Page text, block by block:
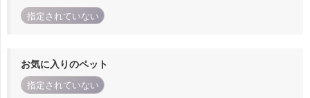
指定されていない
お気に入りのペット
指定されていない